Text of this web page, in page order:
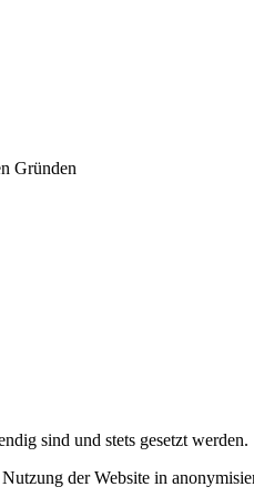
Gründen
sind und stets gesetzt werden.
der Website in